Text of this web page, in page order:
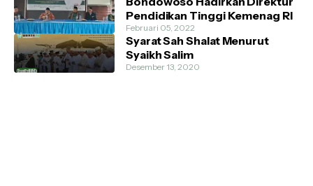
Pendidikan Tinggi Kemenag RI
Februari 05, 2022
Syarat Sah Shalat Menurut
Syaikh Salim
Desember 13, 2020